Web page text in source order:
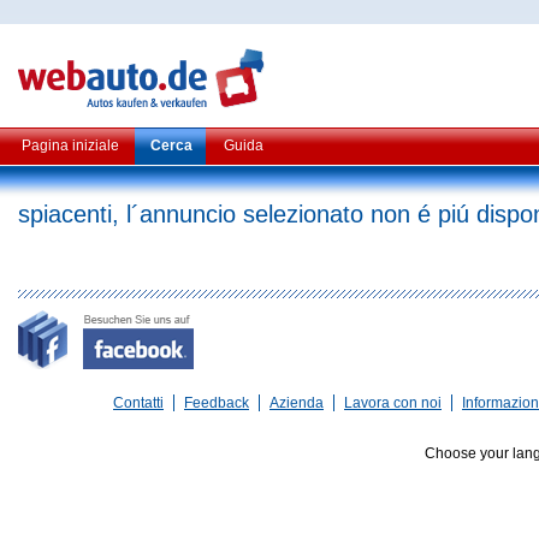
Pagina iniziale Cerca Guida
spiacenti, l´annuncio selezionato non é piú
Contatti Feedback Azienda Lavora con noi
Choose your